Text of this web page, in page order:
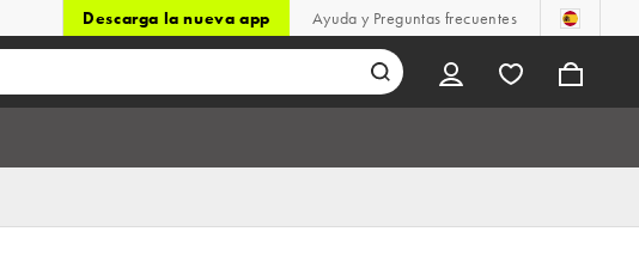
Descarga la nueva app Ayuda y Preguntas frecuentes